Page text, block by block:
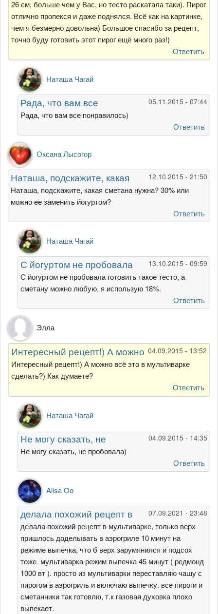
26 см, больше чем у Вас, но тесто раскатала таки). Пирог
отлично пропекся и даже поднялся. Всё как на картинке,
чем я безмерно довольна) Большое спасибо за рецепт,
точно буду готовить этот пирог ещё много раз!)
Ответить
Ответ
на
Давно
искала
рецепт
с
от
Анна
Наташа Чагай
05.11.2015 - 07:44
Рада, что вам все
Рада, что вам все понравилось)
Ответить
Оксана Лысогор
12.10.2015 - 21:50
Наташа, подскажите, какая
Наташа, подскажите, какая сметана нужна? 30% или
можно ее заменить йогуртом?
Ответить
Ответ
на
Наташа,
подскажите,
какая
от
Лысогор
Наташа Чагай
13.10.2015 - 09:59
С йогуртом не пробовала
С йогуртом не пробовала готовить такое тесто, а
сметану можно любую, я использую 18%.
Ответить
Элла
04.09.2015 - 13:52
Интересный рецепт!) А можно
Интересный рецепт!) А можно всё это в мультиварке
сделать?) Как думаете?
Ответить
Ответ
на
Интересный
рецепт!)
А
от
Элла
Наташа Чагай
04.09.2015 - 14:35
Не могу сказать, не
Не могу сказать, не пробовала)
Ответить
Ответ
на
Интересный
рецепт!)
А
можно
Элла
Alisa Oo
07.09.2021 - 23:48
делала похожий рецепт в
делала похожий рецепт в мультиварке, только верх
пришлось доделывать в аэрогриле 10 минут на
режиме выпечка, что б верх зарумянился и подсох
тоже. мультиварка режим выпечка 45 минут ( редмонд
1000 вт ). просто из мультиварки переставляю чашу с
пирогом в аэрогриль и включаю выпечку. все пироги и
сметанники так готовлю, т.к газовая духовка плохо
выпекает.